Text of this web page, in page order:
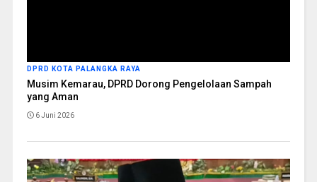
DPRD KOTA PALANGKA RAYA
Musim Kemarau, DPRD Dorong Pengelolaan Sampah
yang Aman
6 Juni 2026